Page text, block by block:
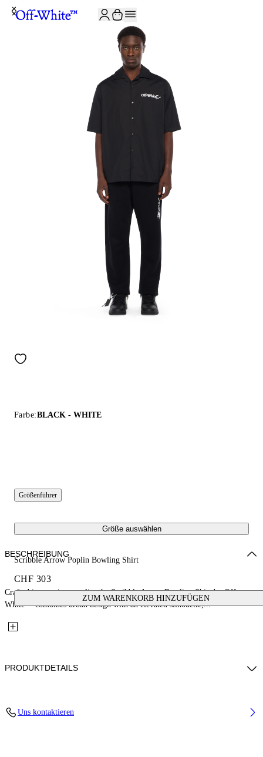
Farbe:BLACK - WHITE
Größenführer
Größe auswählen
Scribble Arrow Poplin Bowling Shirt
CHF 303
ZUM WARENKORB HINZUFÜGEN
BESCHREIBUNG
Crafted in premium poplin, the Scribble Arrow Bowling Shirt by Off-
White™ combines urban design with an elevated silhouette,...
PRODUKTDETAILS
Uns kontaktieren